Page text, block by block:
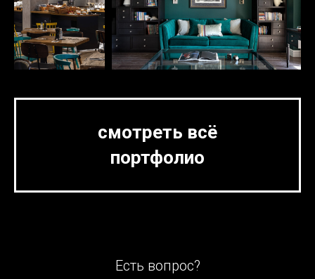
смотреть всё
портфолио
Есть вопрос?